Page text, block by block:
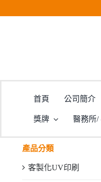
首頁 公司簡介
獎牌 醫務所/
產品分類
客製化UV印刷